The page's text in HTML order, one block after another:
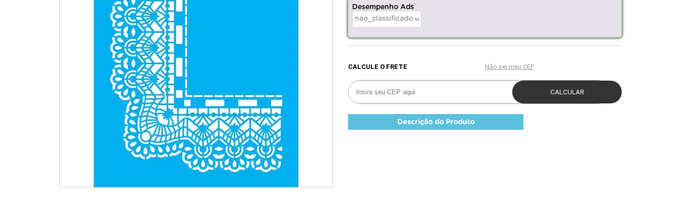
Desempenho Ads
Descrição do Produto